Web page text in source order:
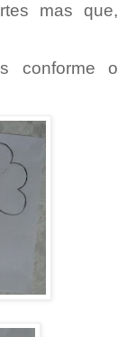
mas que,
conforme o